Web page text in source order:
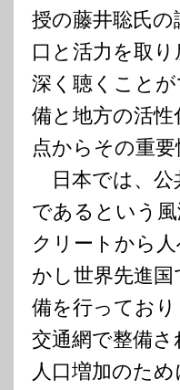
授の藤井聡氏
口と活力を取
深く聴くこと
備と地方の活
点からその重
日本では、公
であるという
クリートから
かし世界先進
備を行ってお
交通網で整備
人口増加のた